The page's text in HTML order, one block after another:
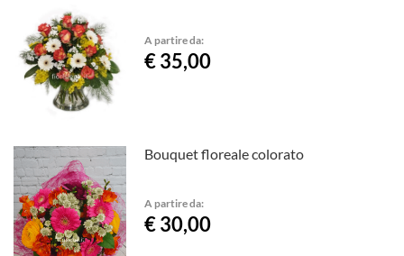
A partire da:
€ 35,00
Bouquet floreale colorato
A partire da:
€ 30,00